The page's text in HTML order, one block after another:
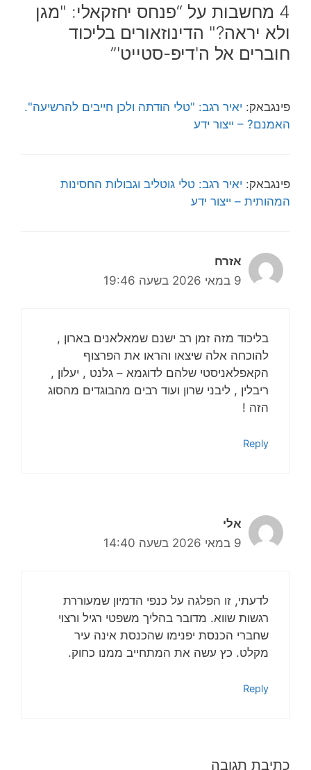
4 מחשבות על “פנחס יחזקאלי: "מגן
ולא יראה?" הדינוזאורים בליכוד
חוברים אל ה'דיפ-סטייט'”
פינגבאק: יאיר רגב: "טלי הודתה ולכן חייבים להרשיעה".
האמנם? – ייצור ידע
פינגבאק: יאיר רגב: טלי גוטליב וגבולות החסינות
המהותית – ייצור ידע
אזרח
9 במאי 2026 בשעה 19:46
בליכוד מזה זמן רב ישנם שמאלאנים בארון ,
להוכחה אלה שיצאו והראו את הפרצוף
הקאפלאניסטי שלהם לדוגמא – גלנט , יעלון ,
ריבלין , ליבני שרון ועוד רבים מהבוגדים מהסוג
הזה !
Reply
אלי
9 במאי 2026 בשעה 14:40
לדעתי, זו הפלגה על כנפי הדמיון שמעוררת
רגשות שווא. מדובר בהליך משפטי רגיל ורצוי
שחברי הכנסת יפנימו שהכנסת אינה עיר
מקלט. כץ עשה את המתחייב ממנו כחוק.
Reply
כתיבת תגובה